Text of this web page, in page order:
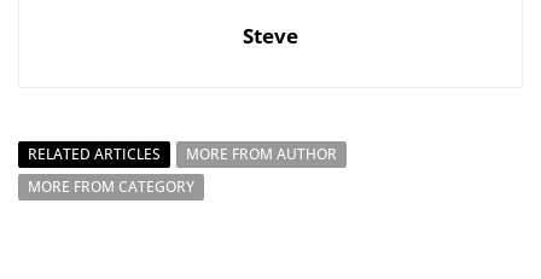
Steve
RELATED ARTICLES
MORE FROM AUTHOR
MORE FROM CATEGORY